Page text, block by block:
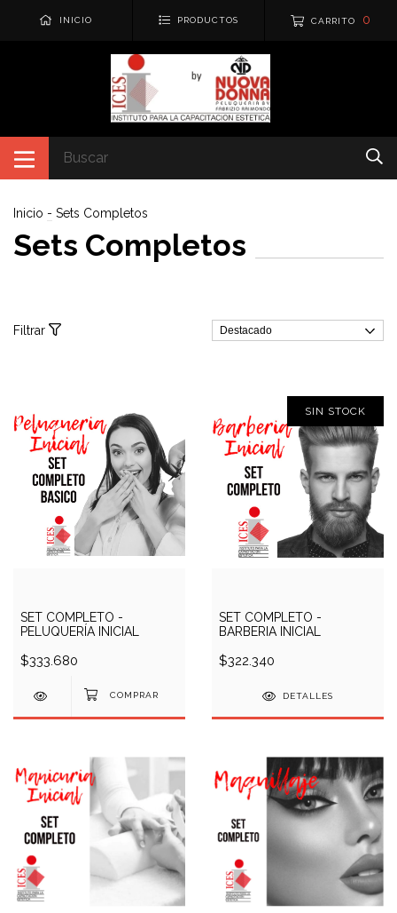
INICIO PRODUCTOS CARRITO 0
Inicio - Sets Completos
Sets Completos
Filtrar
SET COMPLETO -
PELUQUERÍA INICIAL
$333.680
SIN STOCK
SET COMPLETO -
BARBERIA INICIAL
$322.340
DETALLES